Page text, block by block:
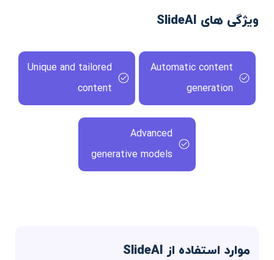
ویژگی های SlideAI
Automatic content
generation
Unique and tailored
content
Advanced
generative models
موارد استفاده از SlideAI